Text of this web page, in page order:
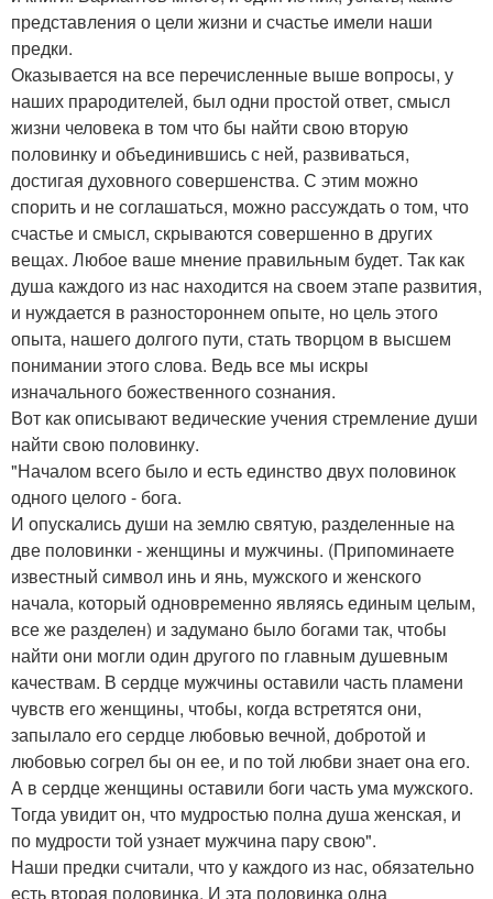
представления о цели жизни и счастье имели наши
предки.
Оказывается на все перечисленные выше вопросы, у
наших прародителей, был одни простой ответ, смысл
жизни человека в том что бы найти свою вторую
половинку и объединившись с ней, развиваться,
достигая духовного совершенства. С этим можно
спорить и не соглашаться, можно рассуждать о том, что
счастье и смысл, скрываются совершенно в других
вещах. Любое ваше мнение правильным будет. Так как
душа каждого из нас находится на своем этапе развития,
и нуждается в разностороннем опыте, но цель этого
опыта, нашего долгого пути, стать творцом в высшем
понимании этого слова. Ведь все мы искры
изначального божественного сознания.
Вот как описывают ведические учения стремление души
найти свою половинку.
"Началом всего было и есть единство двух половинок
одного целого - бога.
И опускались души на землю святую, разделенные на
две половинки - женщины и мужчины. (Припоминаете
известный символ инь и янь, мужского и женского
начала, который одновременно являясь единым целым,
все же разделен) и задумано было богами так, чтобы
найти они могли один другого по главным душевным
качествам. В сердце мужчины оставили часть пламени
чувств его женщины, чтобы, когда встретятся они,
запылало его сердце любовью вечной, добротой и
любовью согрел бы он ее, и по той любви знает она его.
А в сердце женщины оставили боги часть ума мужского.
Тогда увидит он, что мудростью полна душа женская, и
по мудрости той узнает мужчина пару свою".
Наши предки считали, что у каждого из нас, обязательно
есть вторая половинка. И эта половинка одна